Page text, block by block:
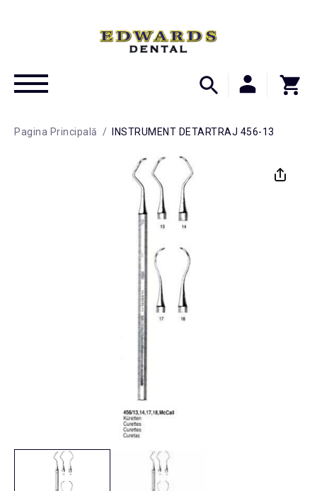
Pagina Principală / INSTRUMENT DETARTRAJ 456-13